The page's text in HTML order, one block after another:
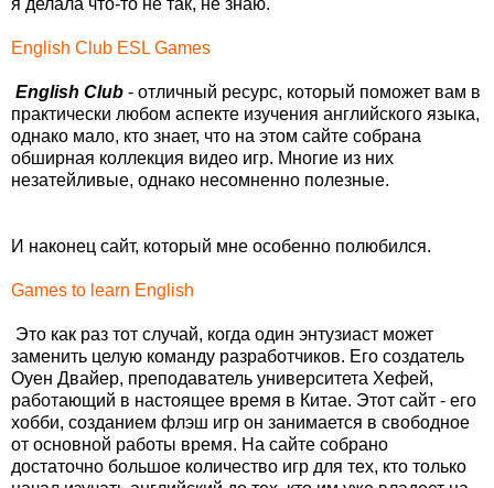
English Club ESL Games
English Club - отличный ресурс, который поможет вам в
практически любом аспекте изучения английского языка,
однако мало, кто знает, что на этом сайте собрана
обширная коллекция видео игр. Многие из них
незатейливые, однако несомненно полезные.
И наконец сайт, который мне особенно полюбился.
Games to learn English
Это как раз тот случай, когда один энтузиаст может
заменить целую команду разработчиков. Его создатель
Оуен Двайер, преподаватель университета Хефей,
работающий в настоящее время в Китае. Этот сайт - его
хобби, созданием флэш игр он занимается в свободное
от основной работы время. На сайте собрано
достаточно большое количество игр для тех, кто только